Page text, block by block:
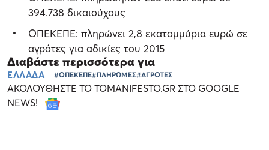
394.738 δικαιούχους
ΟΠΕΚΕΠΕ: πληρώνει 2,8 εκατομμύρια ευρώ σε
αγρότες για αδικίες του 2015
Διαβάστε περισσότερα για
ΕΛΛΑΔΑ #ΟΠΕΚΕΠΕ#ΠΛΗΡΩΜΕΣ#ΑΓΡΟΤΕΣ
ΑΚΟΛΟΥΘΗΣΤΕ ΤΟ TOMANIFESTO.GR ΣΤΟ GOOGLE
NEWS!